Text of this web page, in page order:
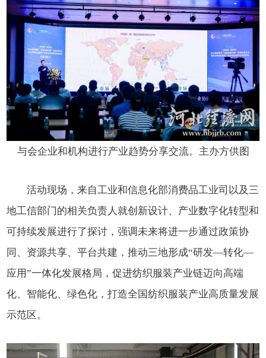
与会企业和机构进行产业趋势分享交流。主办方供图
活动现场，来自工业和信息化部消费品工业司以及三
地工信部门的相关负责人就创新设计、产业数字化转型和
可持续发展进行了探讨，强调未来将进一步通过政策协
同、资源共享、平台共建，推动三地形成“研发—转化—
应用”一体化发展格局，促进纺织服装产业链迈向高端
化、智能化、绿色化，打造全国纺织服装产业高质量发展
示范区。